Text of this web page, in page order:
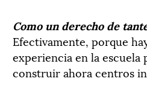
Como un derecho de
Efectivamente, porque
experiencia en la escuela
construir ahora centros